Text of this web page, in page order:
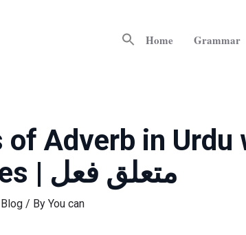
Home Grammar
of Adverb in Urdu
Examples | متعلق فعل
Blog / By You can